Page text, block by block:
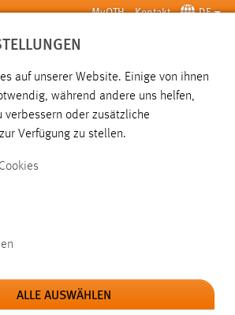
MyOTH Kontakt DE
SUCHE
BEWERBEN
auf unserer Website. Einige von ihnen
während andere uns helfen,
verbessern oder zusätzliche
Verfügung zu stellen.
ALLE AUSWÄHLEN